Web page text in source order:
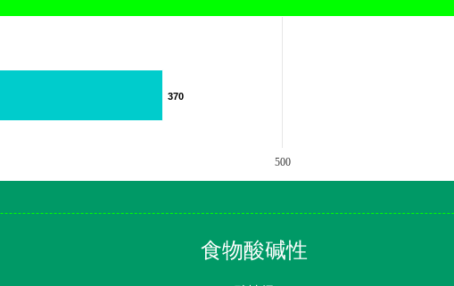
370
370
500
食物酸碱性